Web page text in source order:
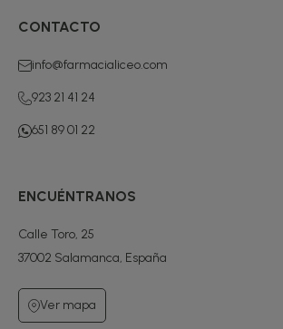
CONTACTO
info@farmacialiceo.com
923 21 41 24
651 89 01 22
ENCUÉNTRANOS
Calle Toro, 25
37002 Salamanca, España
Ver mapa